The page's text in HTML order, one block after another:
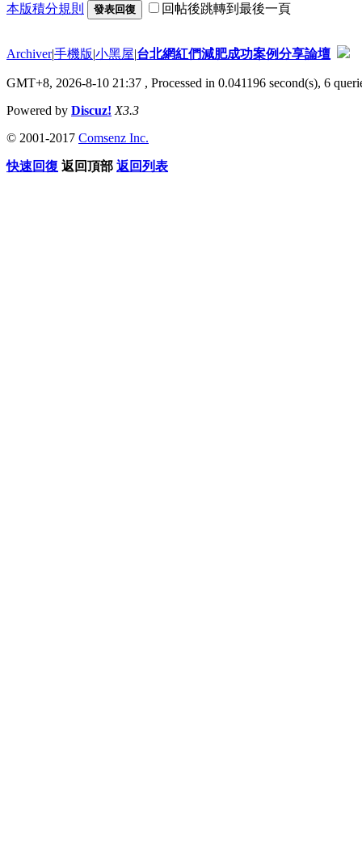
本版積分規則 發表回復 回帖後跳轉到最後一頁
Archiver|手機版|小黑屋|台北網紅們減肥成功案例分享論壇
GMT+8, 2026-8-10 21:37 , Processed in 0.041196 second(s), 6
Powered by Discuz! X3.3
© 2001-2017 Comsenz Inc.
快速回復 返回頂部 返回列表